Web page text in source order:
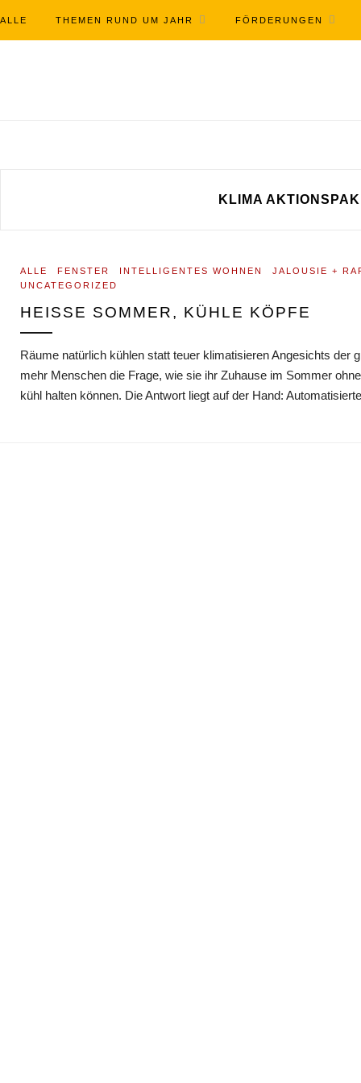
ALLE THEMEN RUND UM JAHR FÖRDERUNGEN
KLIMA
ALLE FENSTER INTELLIGENTES WOHNEN
JALOUSIE +
UNCATEGORIZED
HEISSE SOMMER, KÜHLE KÖPFE
Räume natürlich kühlen statt teuer klimatisieren Angesichts der
mehr Menschen die Frage, wie sie ihr Zuhause im Sommer
kühl halten können. Die Antwort liegt auf der Hand: